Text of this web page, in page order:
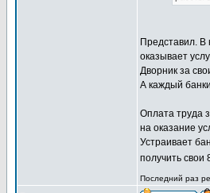
Представил. В
оказывает
Дворник за
А каждый
Оплата труда
на оказание
Устраивает
получить
Последний раз